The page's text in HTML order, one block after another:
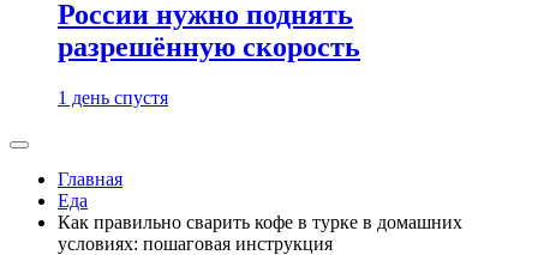
России нужно поднять
разрешённую скорость
1 день спустя
Главная
Еда
Как правильно сварить кофе в турке в домашних
условиях: пошаговая инструкция